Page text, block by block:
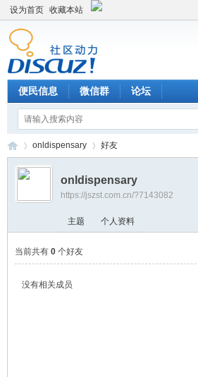
设为首页 收藏本站
便民信息 微信群 论坛
›
onldispensary 好友
onldispensary
https://jszst.com.cn/?7143082
主题 个人资料
当前共有 0个好友
没有相关成员